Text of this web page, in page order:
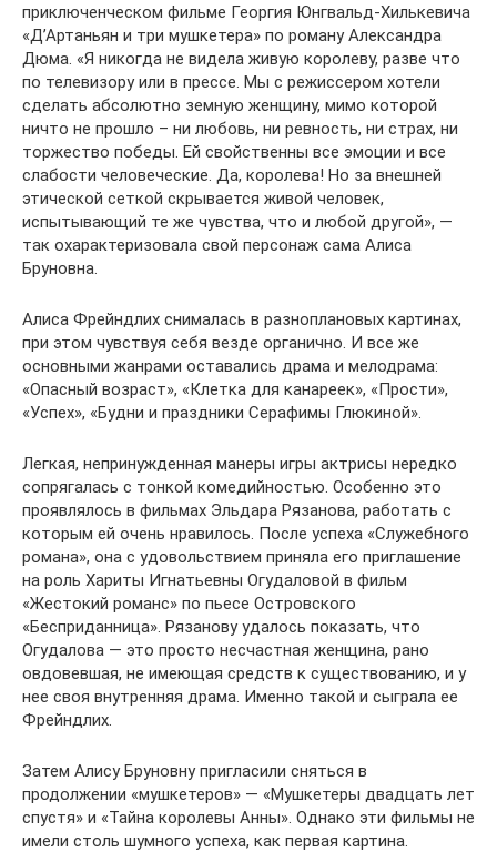
приключенческом фильме Георгия Юнгвальд-Хилькевича
«Д’Артаньян и три мушкетера» по роману Александра
Дюма. «Я никогда не видела живую королеву, разве что
по телевизору или в прессе. Мы с режиссером хотели
сделать абсолютно земную женщину, мимо которой
ничто не прошло – ни любовь, ни ревность, ни страх, ни
торжество победы. Ей свойственны все эмоции и все
слабости человеческие. Да, королева! Но за внешней
этической сеткой скрывается живой человек,
испытывающий те же чувства, что и любой другой», —
так охарактеризовала свой персонаж сама Алиса
Бруновна.
Алиса Фрейндлих снималась в разноплановых картинах,
при этом чувствуя себя везде органично. И все же
основными жанрами оставались драма и мелодрама:
«Опасный возраст», «Клетка для канареек», «Прости»,
«Успех», «Будни и праздники Серафимы Глюкиной».
Легкая, непринужденная манеры игры актрисы нередко
сопрягалась с тонкой комедийностью. Особенно это
проявлялось в фильмах Эльдара Рязанова, работать с
которым ей очень нравилось. После успеха «Служебного
романа», она с удовольствием приняла его приглашение
на роль Хариты Игнатьевны Огудаловой в фильм
«Жестокий романс» по пьесе Островского
«Бесприданница». Рязанову удалось показать, что
Огудалова — это просто несчастная женщина, рано
овдовевшая, не имеющая средств к существованию, и у
нее своя внутренняя драма. Именно такой и сыграла ее
Фрейндлих.
Затем Алису Бруновну пригласили сняться в
продолжении «мушкетеров» — «Мушкетеры двадцать лет
спустя» и «Тайна королевы Анны». Однако эти фильмы не
имели столь шумного успеха, как первая картина.